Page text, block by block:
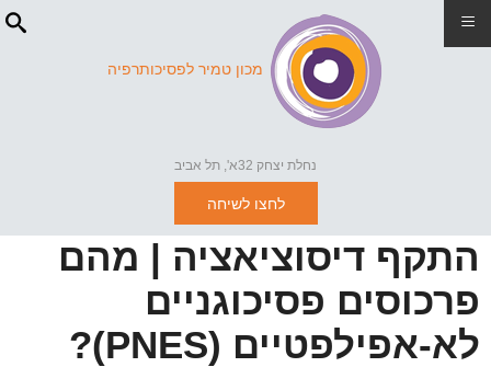
מכון טמיר לפסיכותרפיה
נחלת יצחק 32א', תל אביב
לחצו לשיחה
התקף דיסוציאציה | מהם
פרכוסים פסיכוגניים
לא-אפילפטיים (PNES)?
≡